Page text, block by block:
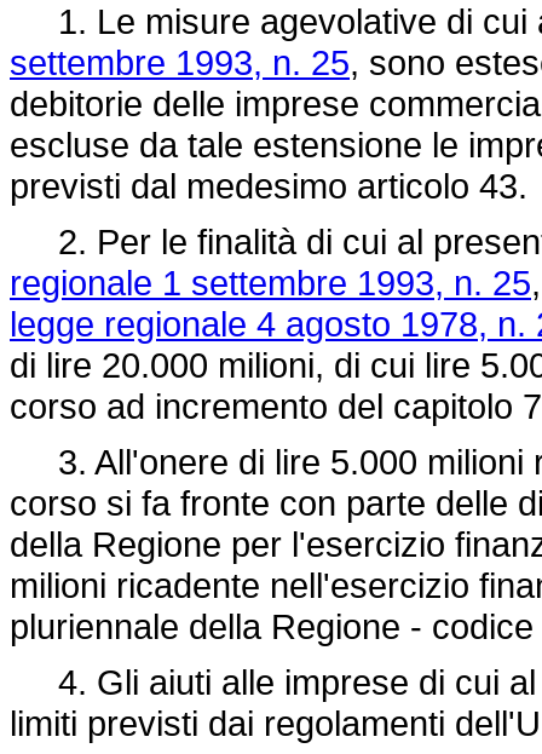
1. Le misure agevolative di cui
settembre 1993, n. 25, sono
debitorie delle imprese
escluse da tale estensione le
previsti dal medesimo articolo 43.
2. Per le finalità di cui al
regionale 1 settembre 1993, n. 25
legge regionale 4 agosto 1978, n.
di lire 20.000 milioni, di cui lire
corso ad incremento del capitolo
3. All'onere di lire 5.000 milioni
corso si fa fronte con parte delle
della Regione per l'esercizio
milioni ricadente nell'esercizio
pluriennale della Regione -
4. Gli aiuti alle imprese di cui
limiti previsti dai regolamenti